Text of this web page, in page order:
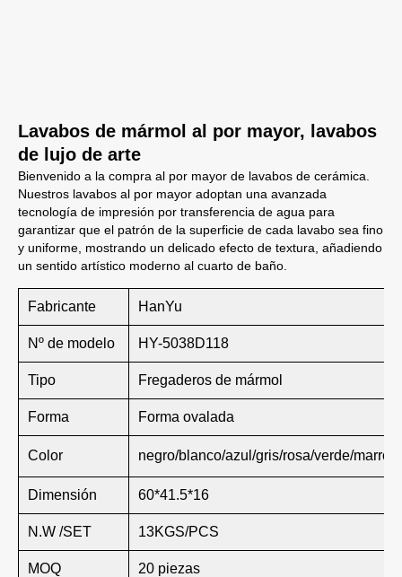
Lavabos de mármol al por mayor, lavabos
de lujo de arte
Bienvenido a la compra al por mayor de lavabos de cerámica.
Nuestros lavabos al por mayor adoptan una avanzada
tecnología de impresión por transferencia de agua para
garantizar que el patrón de la superficie de cada lavabo sea fino
y uniforme, mostrando un delicado efecto de textura, añadiendo
un sentido artístico moderno al cuarto de baño.
Fabricante HanYu
Nº de modelo HY-5038D118
Tipo Fregaderos de mármol
Forma Forma ovalada
Color negro/blanco/azul/gris/rosa/verde/
Dimensión 60*41.5*16
N.W /SET 13KGS/PCS
MOQ 20 piezas